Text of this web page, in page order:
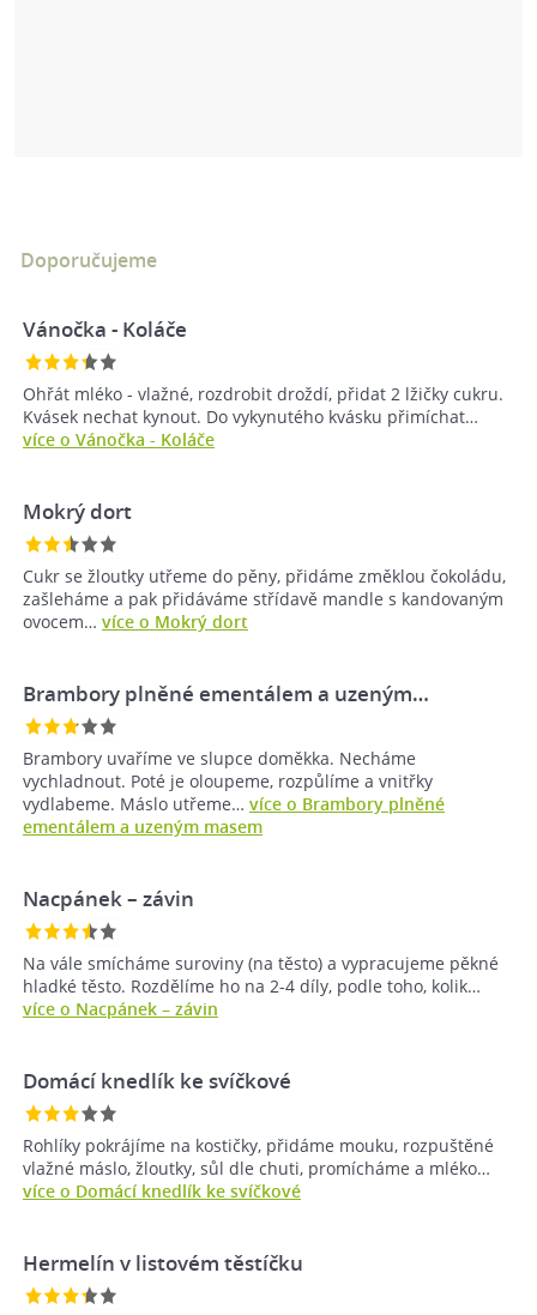
Doporučujeme
Vánočka - Koláče
Ohřát mléko - vlažné, rozdrobit droždí, přidat 2 lžičky cukru.
Kvásek nechat kynout. Do vykynutého kvásku přimíchat…
více o Vánočka - Koláče
Mokrý dort
Cukr se žloutky utřeme do pěny, přidáme změklou čokoládu,
zašleháme a pak přidáváme střídavě mandle s kandovaným
ovocem… více o Mokrý dort
Brambory plněné ementálem a uzeným…
Brambory uvaříme ve slupce doměkka. Necháme
vychladnout. Poté je oloupeme, rozpůlíme a vnitřky
vydlabeme. Máslo utřeme… více o Brambory plněné
ementálem a uzeným masem
Nacpánek – závin
Na vále smícháme suroviny (na těsto) a vypracujeme pěkné
hladké těsto. Rozdělíme ho na 2-4 díly, podle toho, kolik…
více o Nacpánek – závin
Domácí knedlík ke svíčkové
Rohlíky pokrájíme na kostičky, přidáme mouku, rozpuštěné
vlažné máslo, žloutky, sůl dle chuti, promícháme a mléko…
více o Domácí knedlík ke svíčkové
Hermelín v listovém těstíčku